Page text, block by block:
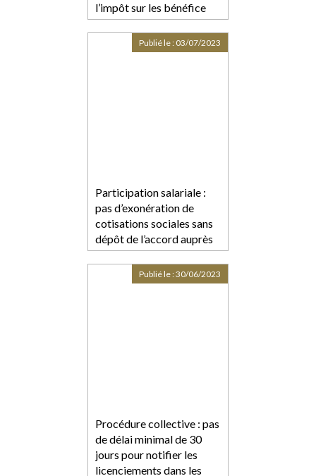
l’impôt sur les bénéfice
Participation salariale :
pas d’exonération de
cotisations sociales sans
dépôt de l’accord auprès
de l’autorité
administrative
compétente
Publié le : 03/07/2023
Procédure collective : pas
de délai minimal de 30
jours pour notifier les
licenciements dans les
Publié le :30/06/2023